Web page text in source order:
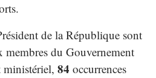
de la République sont
membres du Gouvernement
ministériel, 84 occurrences